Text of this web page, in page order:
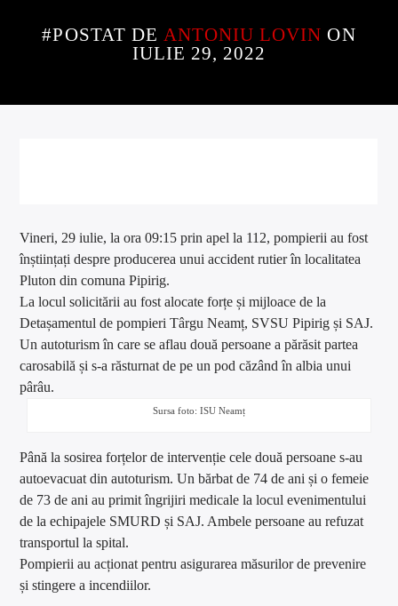
TITLE
#POSTAT DE ANTONIU LOVIN ON
IULIE 29, 2022
Vineri, 29 iulie, la ora 09:15 prin apel la 112, pompierii au fost
înștiințați despre producerea unui accident rutier în localitatea
Pluton din comuna Pipirig.
La locul solicitării au fost alocate forțe și mijloace de la
Detașamentul de pompieri Târgu Neamț, SVSU Pipirig și SAJ.
Un autoturism în care se aflau două persoane a părăsit partea
carosabilă și s-a răsturnat de pe un pod căzând în albia unui
pârâu.
Sursa foto: ISU Neamț
Până la sosirea forțelor de intervenție cele două persoane s-au
autoevacuat din autoturism. Un bărbat de 74 de ani și o femeie
de 73 de ani au primit îngrijiri medicale la locul evenimentului
de la echipajele SMURD și SAJ. Ambele persoane au refuzat
transportul la spital.
Pompierii au acționat pentru asigurarea măsurilor de prevenire
și stingere a incendiilor.